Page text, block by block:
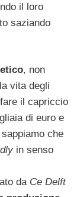
il loro
saziando
, non
vita degli
il capriccio
di euro e
che
in senso
da Ce Delft